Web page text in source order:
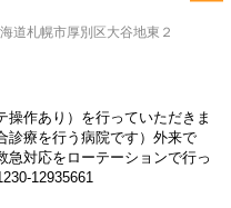
札幌市厚別区大谷地東２
操作あり）を行っていただきま
診療を行う病院です）外来で
急対応をローテーションで行っ
12935661